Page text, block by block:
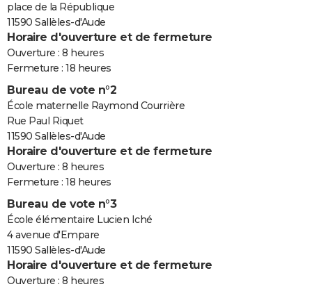
place de la République
11590 Sallèles-d'Aude
Horaire d'ouverture et de fermeture
Ouverture : 8 heures
Fermeture : 18 heures
Bureau de vote n°2
École maternelle Raymond Courrière
Rue Paul Riquet
11590 Sallèles-d'Aude
Horaire d'ouverture et de fermeture
Ouverture : 8 heures
Fermeture : 18 heures
Bureau de vote n°3
École élémentaire Lucien Iché
4 avenue d'Empare
11590 Sallèles-d'Aude
Horaire d'ouverture et de fermeture
Ouverture : 8 heures